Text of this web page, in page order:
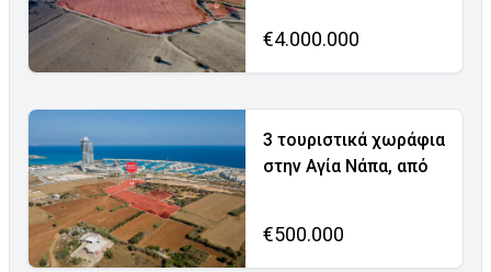
€4.000.000
3 τουριστικά χωράφια
στην Αγία Νάπα, από
€500.000